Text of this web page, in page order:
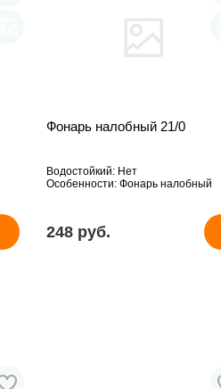
Фонарь налобный 21/0
Водостойкий: Нет
Особенности: Фонарь налобный
248 pуб.